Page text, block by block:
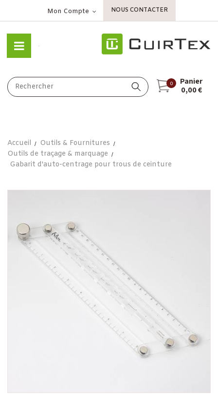
Mon Compte NOUS CONTACTER
0
Panier
0,00 €
Accueil
Outils & Fournitures
Outils de traçage & marquage
Gabarit d'auto-centrage pour trous de ceinture